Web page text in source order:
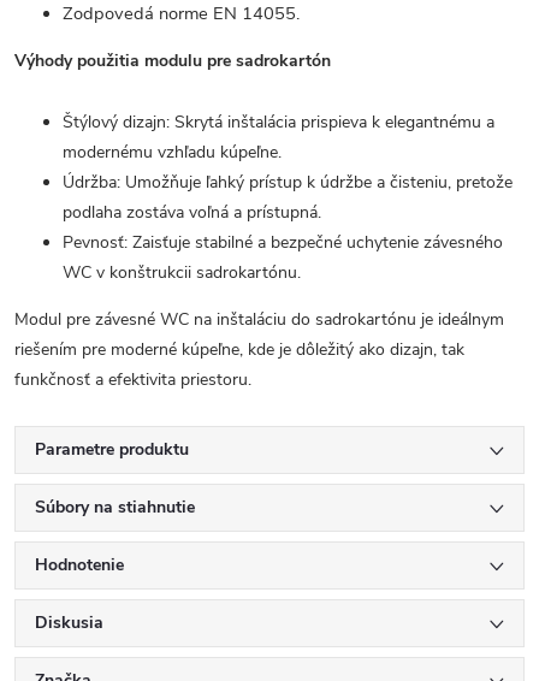
Zodpovedá norme EN 14055.
Výhody použitia modulu pre sadrokartón
Štýlový dizajn: Skrytá inštalácia prispieva k elegantnému a
modernému vzhľadu kúpeľne.
Údržba: Umožňuje ľahký prístup k údržbe a čisteniu, pretože
podlaha zostáva voľná a prístupná.
Pevnosť: Zaisťuje stabilné a bezpečné uchytenie závesného
WC v konštrukcii sadrokartónu.
Modul pre závesné WC na inštaláciu do sadrokartónu je ideálnym
riešením pre moderné kúpeľne, kde je dôležitý ako dizajn, tak
funkčnosť a efektivita priestoru.
Parametre produktu
Súbory na stiahnutie
Hodnotenie
Diskusia